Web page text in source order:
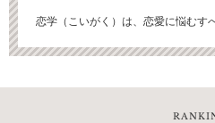
恋学（こいがく）は、恋愛に悩むす